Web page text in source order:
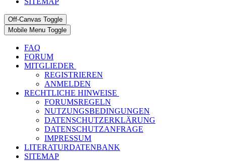
Off-Canvas Toggle
Mobile Menu Toggle
FAQ
FORUM
MITGLIEDER
REGISTRIEREN
ANMELDEN
RECHTLICHE HINWEISE
FORUMSREGELN
NUTZUNGSBEDINGUNGEN
DATENSCHUTZERKLÄRUNG
DATENSCHUTZANFRAGE
IMPRESSUM
LITERATURDATENBANK
SITEMAP